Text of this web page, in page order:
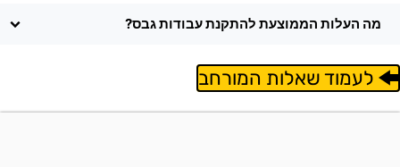
מה העלות הממוצעת להתקנת עבודות גבס?
לעמוד שאלות המורחב